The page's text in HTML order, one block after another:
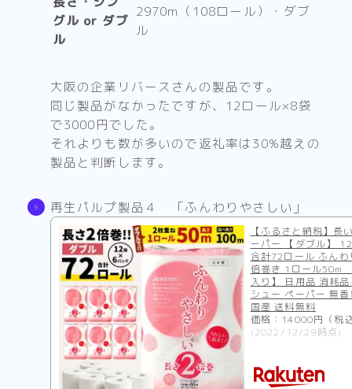
グル or ダブ
ル
2970m（108ロール）・ダブ
ル
大阪の企業リバースさんの製品です。
同じ製品がなかったですが、12ロール×8袋
で3000円でした。
それよりも数が多いので返礼率は30%越えの
製品と判断します。
再生パルプ製品４ 「ふんわりやさしい」
【ふるさと納税】長
ーパー 【ダブル】
合計72ロール ふん
倍巻き 1ロール50m
入り】 日用品 消耗
シュー ペーパー 無
国産 送料無料
価格：14000円（税
(2022/12/29時点)